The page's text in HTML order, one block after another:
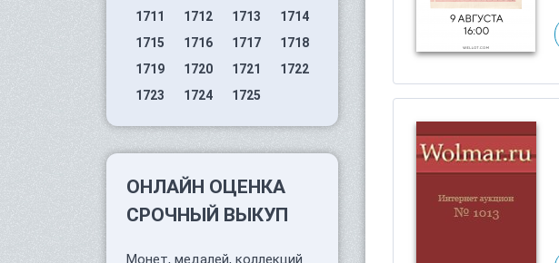
1711
1712 1713
1714
1715
1716 1717
1718
1719
1720 1721
1722
1723
1724 1725
ОНЛАЙН ОЦЕНКА
СРОЧНЫЙ ВЫКУП
Монет, медалей, коллекций